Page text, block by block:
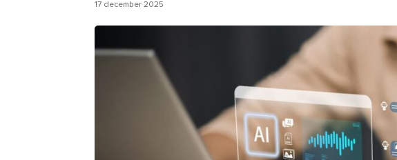
17 december 2025